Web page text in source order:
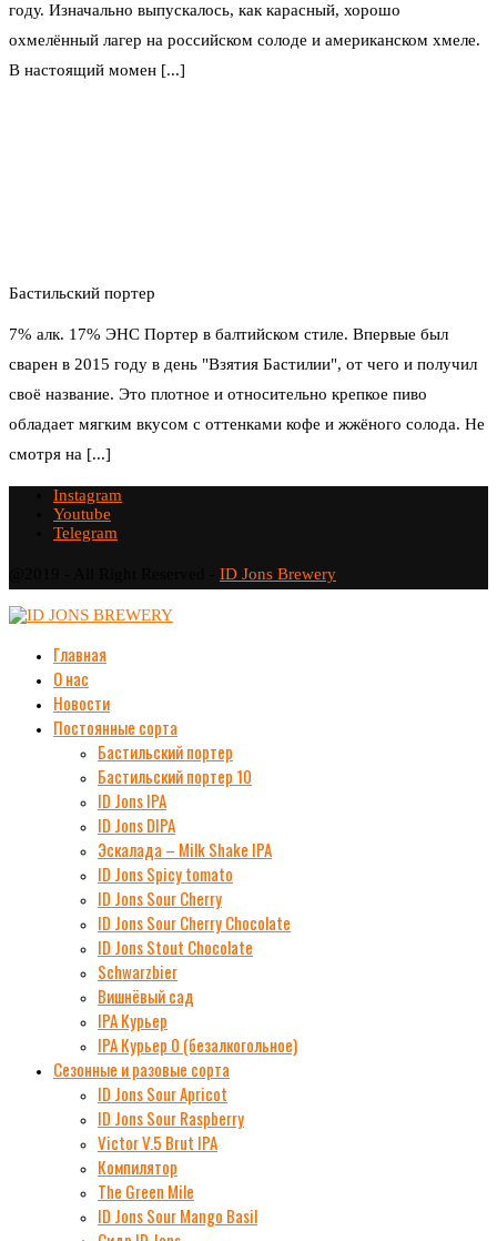
году. Изначально выпускалось, как карасный, хорошо
охмелённый лагер на российском солоде и американском хмеле.
В настоящий момен [...]
Бастильский портер
7% алк. 17% ЭНС Портер в балтийском стиле. Впервые был
сварен в 2015 году в день "Взятия Бастилии", от чего и получил
своё название. Это плотное и относительно крепкое пиво
обладает мягким вкусом с оттенками кофе и жжёного солода. Не
смотря на [...]
Instagram
Youtube
Telegram
ID Jons Brewery
Главная
О нас
Новости
Постоянные сорта
Бастильский портер
Бастильский портер 10
ID Jons IPA
ID Jons DIPA
Эскалада – Milk Shake IPA
ID Jons Spicy tomato
ID Jons Sour Cherry
ID Jons Sour Cherry Chocolate
ID Jons Stout Chocolate
Schwarzbier
Вишнёвый сад
IPA Курьер
IPA Курьер 0 (безалкогольное)
Сезонные и разовые сорта
ID Jons Sour Аpricot
ID Jons Sour Raspberry
Victor V.5 Brut IPA
Компилятор
The Green Mile
ID Jons Sour Мango Basil